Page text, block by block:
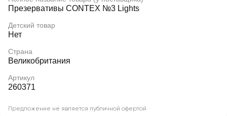
Презервативы CONTEX №3 Lights
Детский товар
Нет
Страна
Великобритания
Артикул
260371
Предложение не является публичной офертой